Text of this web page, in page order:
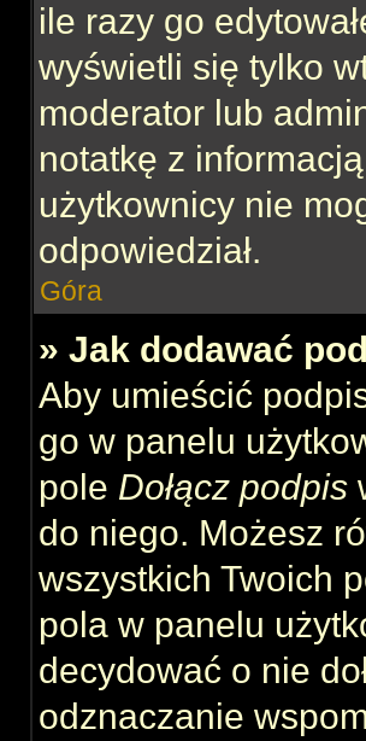
ile razy go
wyświetli się tylko
moderator lub
notatkę z
użytkownicy nie
odpowiedział.
Góra
» Jak dodawać
Aby umieścić
go w panelu
pole Dołącz podpis
do niego. Możesz
wszystkich Twoich
pola w panelu
decydować o nie
odznaczanie